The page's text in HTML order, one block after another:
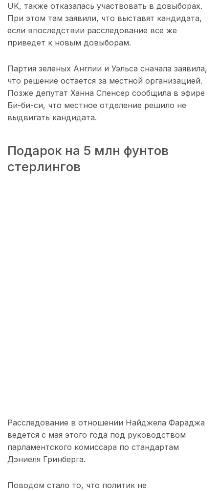
UK, также отказалась участвовать в довыборах.
При этом там заявили, что выставят кандидата,
если впоследствии расследование все же
приведет к новым довыборам.
Партия зеленых Англии и Уэльса сначала заявила,
что решение остается за местной организацией.
Позже депутат Ханна Спенсер сообщила в эфире
Би-би-си, что местное отделение решило не
выдвигать кандидата.
Подарок на 5 млн фунтов
стерлингов
Расследование в отношении Найджела Фараджа
ведется с мая этого года под руководством
парламентского комиссара по стандартам
Дэниеля Гринберга.
Поводом стало то, что политик не